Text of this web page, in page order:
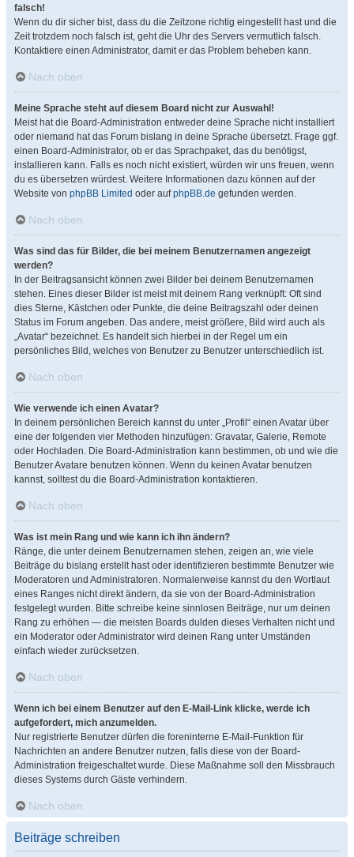
falsch!
Wenn du dir sicher bist, dass du die Zeitzone richtig eingestellt hast und die
Zeit trotzdem noch falsch ist, geht die Uhr des Servers vermutlich falsch.
Kontaktiere einen Administrator, damit er das Problem beheben kann.
Nach oben
Meine Sprache steht auf diesem Board nicht zur Auswahl!
Meist hat die Board-Administration entweder deine Sprache nicht installiert
oder niemand hat das Forum bislang in deine Sprache übersetzt. Frage ggf.
einen Board-Administrator, ob er das Sprachpaket, das du benötigst,
installieren kann. Falls es noch nicht existiert, würden wir uns freuen, wenn
du es übersetzen würdest. Weitere Informationen dazu können auf der
Website von phpBB Limited oder aufphpBB.de gefunden werden.
Nach oben
Was sind das für Bilder, die bei meinem Benutzernamen angezeigt
werden?
In der Beitragsansicht können zwei Bilder bei deinem Benutzernamen
stehen. Eines dieser Bilder ist meist mit deinem Rang verknüpft: Oft sind
dies Sterne, Kästchen oder Punkte, die deine Beitragszahl oder deinen
Status im Forum angeben. Das andere, meist größere, Bild wird auch als
„Avatar“ bezeichnet. Es handelt sich hierbei in der Regel um ein
persönliches Bild, welches von Benutzer zu Benutzer unterschiedlich ist.
Nach oben
Wie verwende ich einen Avatar?
In deinem persönlichen Bereich kannst du unter „Profil“ einen Avatar über
eine der folgenden vier Methoden hinzufügen: Gravatar, Galerie, Remote
oder Hochladen. Die Board-Administration kann bestimmen, ob und wie die
Benutzer Avatare benutzen können. Wenn du keinen Avatar benutzen
kannst, solltest du die Board-Administration kontaktieren.
Nach oben
Was ist mein Rang und wie kann ich ihn ändern?
Ränge, die unter deinem Benutzernamen stehen, zeigen an, wie viele
Beiträge du bislang erstellt hast oder identifizieren bestimmte Benutzer wie
Moderatoren und Administratoren. Normalerweise kannst du den Wortlaut
eines Ranges nicht direkt ändern, da sie von der Board-Administration
festgelegt wurden. Bitte schreibe keine sinnlosen Beiträge, nur um deinen
Rang zu erhöhen — die meisten Boards dulden dieses Verhalten nicht und
ein Moderator oder Administrator wird deinen Rang unter Umständen
einfach wieder zurücksetzen.
Nach oben
Wenn ich bei einem Benutzer auf den E-Mail-Link klicke, werde ich
aufgefordert, mich anzumelden.
Nur registrierte Benutzer dürfen die foreninterne E-Mail-Funktion für
Nachrichten an andere Benutzer nutzen, falls diese von der Board-
Administration freigeschaltet wurde. Diese Maßnahme soll den Missbrauch
dieses Systems durch Gäste verhindern.
Nach oben
Beiträge schreiben